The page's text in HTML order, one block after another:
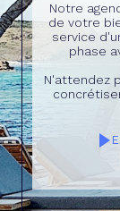
Notre
de votre
service
phase
N'attendez